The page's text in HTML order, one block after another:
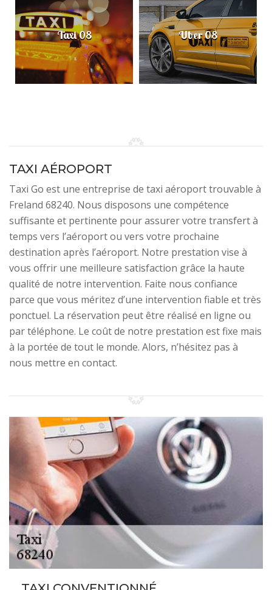
Taxi 08 Uber 08
TAXI AÉROPORT
Taxi Go est une entreprise de taxi aéroport trouvable à
Freland 68240. Nous disposons une compétence
suffisante et pertinente pour assurer votre transfert à
temps vers l’aéroport ou vers votre prochaine
destination après l’aéroport. Notre prestation vise à
vous offrir une meilleure satisfaction grâce la haute
qualité de notre intervention. Faite nous confiance
parce que vous méritez d’une intervention fiable et très
ponctuel. La réservation peut être réalisé en ligne ou
par téléphone. Le coût de notre prestation est fixe mais
à la portée de tout le monde. Alors, n’hésitez pas à
nous mettre en contact.